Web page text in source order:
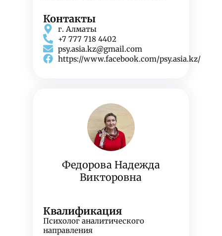
Контакты
г. Алматы
+7 777 718 4402
psy.asia.kz@gmail.com
https://www.facebook.com/psy.asia.kz/
Федорова Надежда
Викторовна
Квалификация
Психолог аналитического
направления